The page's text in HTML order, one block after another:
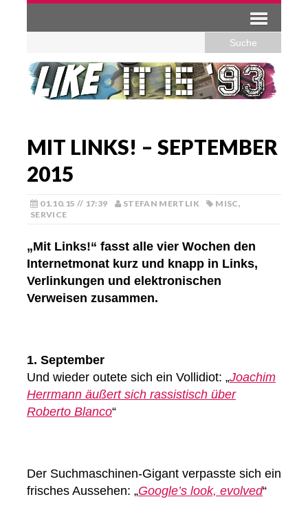
MIT LINKS! – SEPTEMBER
2015
01.10.15 // 17:39 STEFAN MERTLIK MISC,
SERVICE
„Mit Links!“ fasst alle vier Wochen den
Internetmonat kurz und knapp in Links,
Verlinkungen und elektronischen
Verweisen zusammen.
1. September
Und wieder outete sich ein Vollidiot: „Joachim
Herrmann äußert sich rassistisch über
Roberto Blanco“
Der Suchmaschinen-Gigant verpasste sich ein
frisches Aussehen: „Google’s look, evolved“